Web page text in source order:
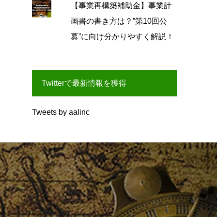
【事業再構築補助金】事業計
画書の書き方は？”第10回公
募”に向け分かりやすく解説！
Twitterで最新情報を獲得
Tweets by aalinc